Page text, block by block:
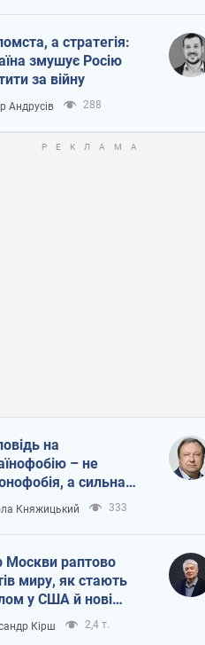
а стратегія:
змушує Росію
за війну
Андрусів 288
на
– не
а сильна
держава
Княжицький 333
Москви раптово
миру, як стають
у США й нові
топ-рейтинги
Кірш 2,4 т.